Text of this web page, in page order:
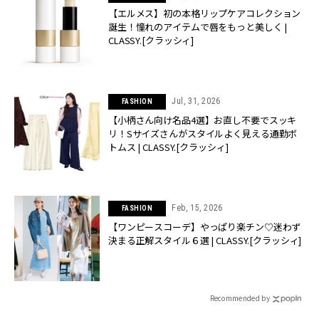
【エルメス】初の本格リップケアコレクション
誕生！憧れのアイテムで唇をもっと美しく |
CLASSY.[クラッシィ]
FASHION Jul, 31, 2026
【小柄さん向け名品4選】お直し不要でスッキ
リ！Sサイズさんがスタイルよく見える通勤ボ
トムス | CLASSY.[クラッシィ]
FASHION Feb, 15, 2026
【ワンピースコーデ】やっぱり楽チン♡迷わず
決まる正解スタイル６選 | CLASSY.[クラッシィ]
Recommended by